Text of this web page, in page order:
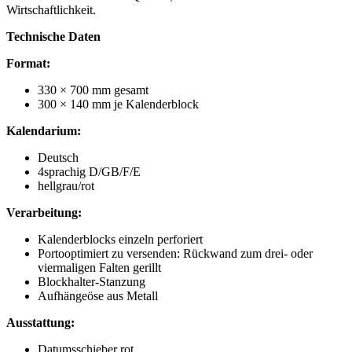
Wirtschaftlichkeit.
Technische Daten
Format:
330 × 700 mm gesamt
300 × 140 mm je Kalenderblock
Kalendarium:
Deutsch
4sprachig D/GB/F/E
hellgrau/rot
Verarbeitung:
Kalenderblocks einzeln perforiert
Portooptimiert zu versenden: Rückwand zum drei- oder
viermaligen Falten gerillt
Blockhalter-Stanzung
Aufhängeöse aus Metall
Ausstattung:
Datumsschieber rot